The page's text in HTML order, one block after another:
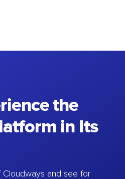
the
in Its
Cloudways and see for